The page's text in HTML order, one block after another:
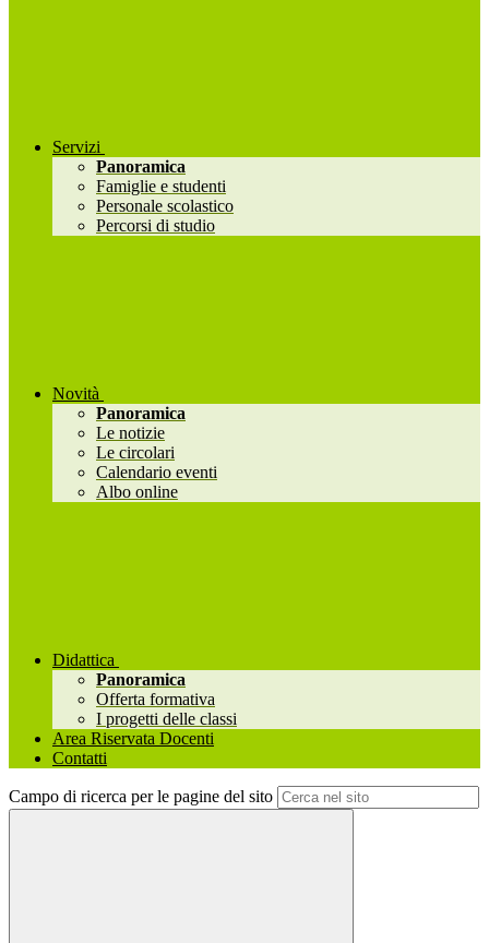
Servizi
Panoramica
Famiglie e studenti
Personale scolastico
Percorsi di studio
Novità
Panoramica
Le notizie
Le circolari
Calendario eventi
Albo online
Didattica
Panoramica
Offerta formativa
I progetti delle classi
Area Riservata Docenti
Contatti
Campo di ricerca per le pagine del sito